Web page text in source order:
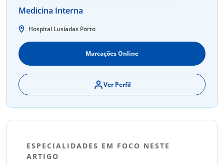
Medicina Interna
Hospital Lusíadas Porto
Marcações Online
Ver Perfil
ESPECIALIDADES EM FOCO NESTE
ARTIGO